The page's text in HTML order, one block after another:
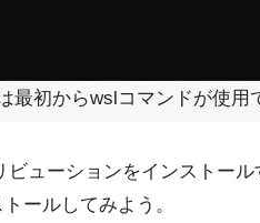
最初からwslコマンドが使用
ビューションをインストー
ールしてみよう。